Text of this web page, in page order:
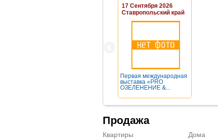
17 Сентября 2026
Ставропольский край
Первая международная
выставка «PRO
ОЗЕЛЕНЕНИЕ &...
Продажа
Квартиры
Дома